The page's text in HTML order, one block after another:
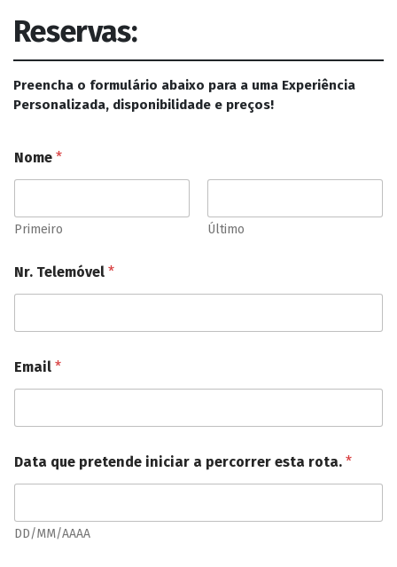
Reservas:
Preencha o formulário abaixo para a uma Experiência
Personalizada, disponibilidade e preços!
Nome *
Primeiro Último
o
s
a
c
e
i
o
?
c
Nr. Telemóvel *
Email *
Data que pretende iniciar a percorrer esta rota. *
DD/MM/AAAA